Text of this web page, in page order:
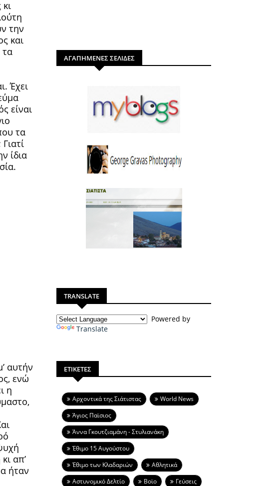
την
και
τα
Έχει
είναι
τα
ίδια
αυτήν
ενώ
η
απ’
ήταν
ΑΓΑΠΗΜΕΝΕΣ ΣΕΛΙΔΕΣ
TRANSLATE
Powered by
Translate
ΕΤΙΚΕΤΕΣ
Aρχοντικά της Σιάτιστας
World News
Άγιος Παϊσιος
Άννα Γκουτζιαμάνη - Στυλιανάκη
Έθιμο 15 Αυγούστου
Έθιμο των Κλαδαριών
Αθλητικά
Αστυνομικό Δελτίο
Βοϊο
Γεύσεις